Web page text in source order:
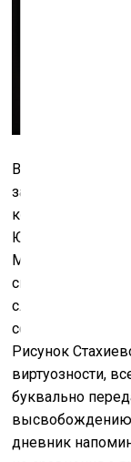
В рисунках
закрытое
конечностями
Юдифь с
Магдалина на
связана со
служить прямым
состояния, как,
Рисунок
виртуозности,
буквально
высвобождению
дневник